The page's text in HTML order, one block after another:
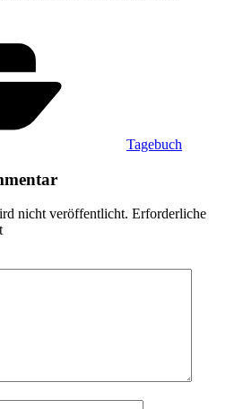
Tagebuch
nicht veröffentlicht. Erforderliche